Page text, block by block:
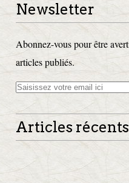
Newsletter
Abonnez-vous pour être
articles publiés.
Articles récents